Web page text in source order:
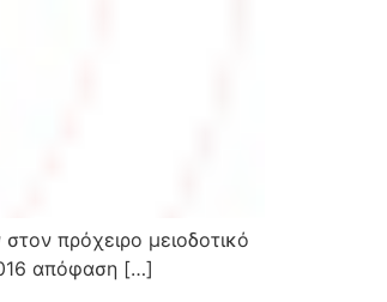
πρόχειρο μειοδοτικό
απόφαση […]